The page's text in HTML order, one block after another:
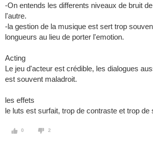
-On entends les differents niveaux de bruit
l'autre.
-la gestion de la musique est sert trop
longueurs au lieu de porter l'emotion.
Acting
Le jeu d'acteur est crédible, les dialogues
est souvent maladroit.
les effets
le luts est surfait, trop de contraste et trop de
0 2